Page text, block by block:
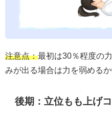
注意点：最初は30％程度の
みが出る場合は力を弱めるか
後期：立位もも上げ